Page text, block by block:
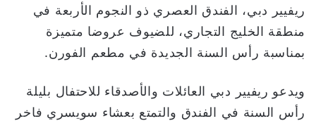
ريفيير دبي، الفندق العصري ذو النجوم الأربعة في
منطقة الخليج التجاري، للضيوف عروضا متميزة
بمناسبة رأس السنة الجديدة في مطعم الفورن.
ويدعو ريفيير دبي العائلات والأصدقاء للاحتفال بليلة
رأس السنة في الفندق والتمتع بعشاء سويسري فاخر